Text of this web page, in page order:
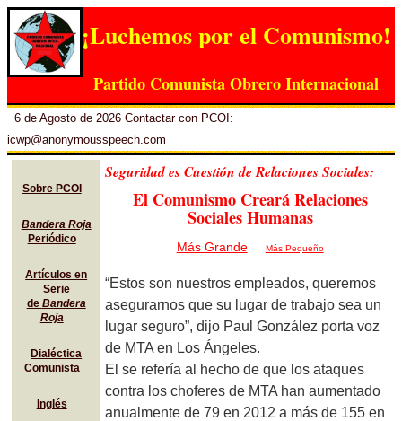
¡Luchemos por el Comunismo!
Partido Comunista Obrero Internacional
6 de Agosto de 2026 Contactar con PCOI:
icwp@anonymousspeech.com
Sobre PCOI
Bandera Roja
Periódico
Artículos en
Serie
de Bandera
Roja
Dialéctica
Comunista
Inglés
Seguridad es Cuestión de Relaciones Sociales:
El Comunismo Creará Relaciones
Sociales Humanas
Más Grande Más Pequeño
“Estos son nuestros empleados, queremos
asegurarnos que su lugar de trabajo sea un
lugar seguro”, dijo Paul González porta voz
de MTA en Los Ángeles.
El se refería al hecho de que los ataques
contra los choferes de MTA han aumentado
anualmente de 79 en 2012 a más de 155 en